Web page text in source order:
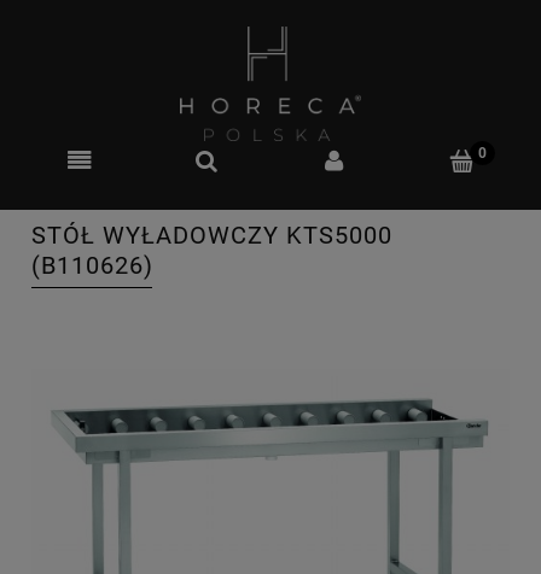
STÓŁ WYŁADOWCZY KTS5000
(B110626)